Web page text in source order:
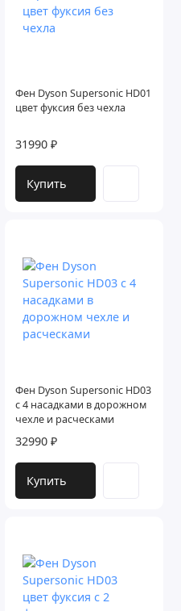
Фен Dyson Supersonic HD01
цвет фуксия без чехла
31990 ₽
Купить
Фен Dyson Supersonic HD03
с 4 насадками в дорожном
чехле и расческами
32990 ₽
Купить